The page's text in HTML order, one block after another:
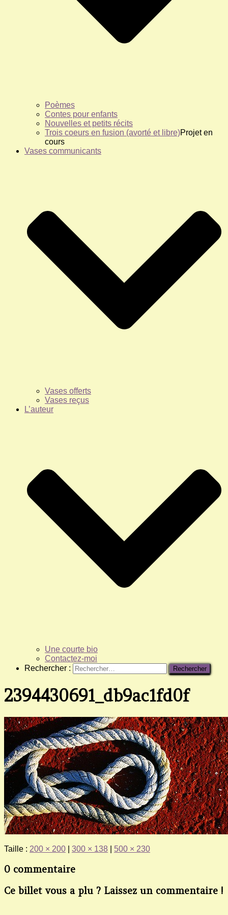
Poèmes
Contes pour enfants
Nouvelles et petits récits
Trois coeurs en fusion (avorté et libre)Projet en
cours
Vases communicants
Vases offerts
Vases reçus
L’auteur
Une courte bio
Contactez-moi
Rechercher :
2394430691_db9ac1fd0f
Taille : 200 × 200 300 × 138 500 × 230
0 commentaire
Ce billet vous a plu ? Laissez un commentaire !